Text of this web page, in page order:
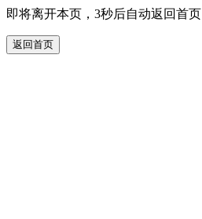
即将离开本页，3秒后自动返回首页
返回首页